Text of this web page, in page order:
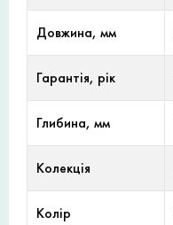
Довжина, мм
Гарантія, рік
Глибина, мм
Колекція
Колір